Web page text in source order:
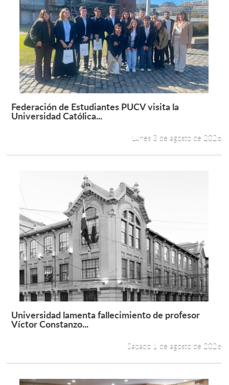
Leer más +
Federación de Estudiantes PUCV visita la
Universidad Católica...
Lunes 3 de agosto de 2026
Leer más +
Universidad lamenta fallecimiento de profesor
Víctor Constanzo...
Sábado 1 de agosto de 2026